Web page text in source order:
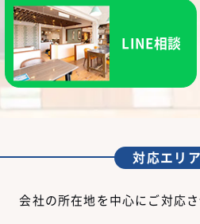
LINE相談
対応エリア
会社の所在地を中心にご対応さ